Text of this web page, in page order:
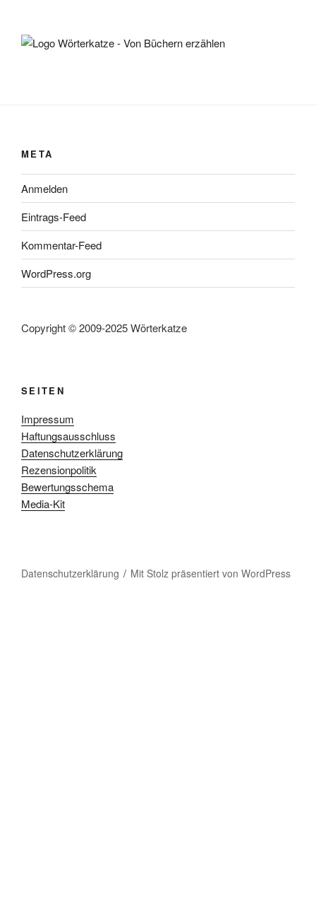
META
Anmelden
Eintrags-Feed
Kommentar-Feed
WordPress.org
Copyright © 2009-2025 Wörterkatze
SEITEN
Impressum
Haftungsausschluss
Datenschutzerklärung
Rezensionpolitik
Bewertungsschema
Media-Kit
Datenschutzerklärung Mit Stolz präsentiert von WordPress